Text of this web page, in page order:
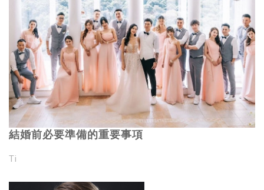
結婚前必要準備的重要事項
Ti